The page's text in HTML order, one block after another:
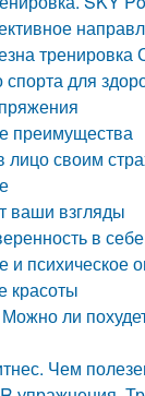
тренировка
для
преимущества
лицо своим
ваши взгляды
в себе
и психическое
красоты
ли
Чем